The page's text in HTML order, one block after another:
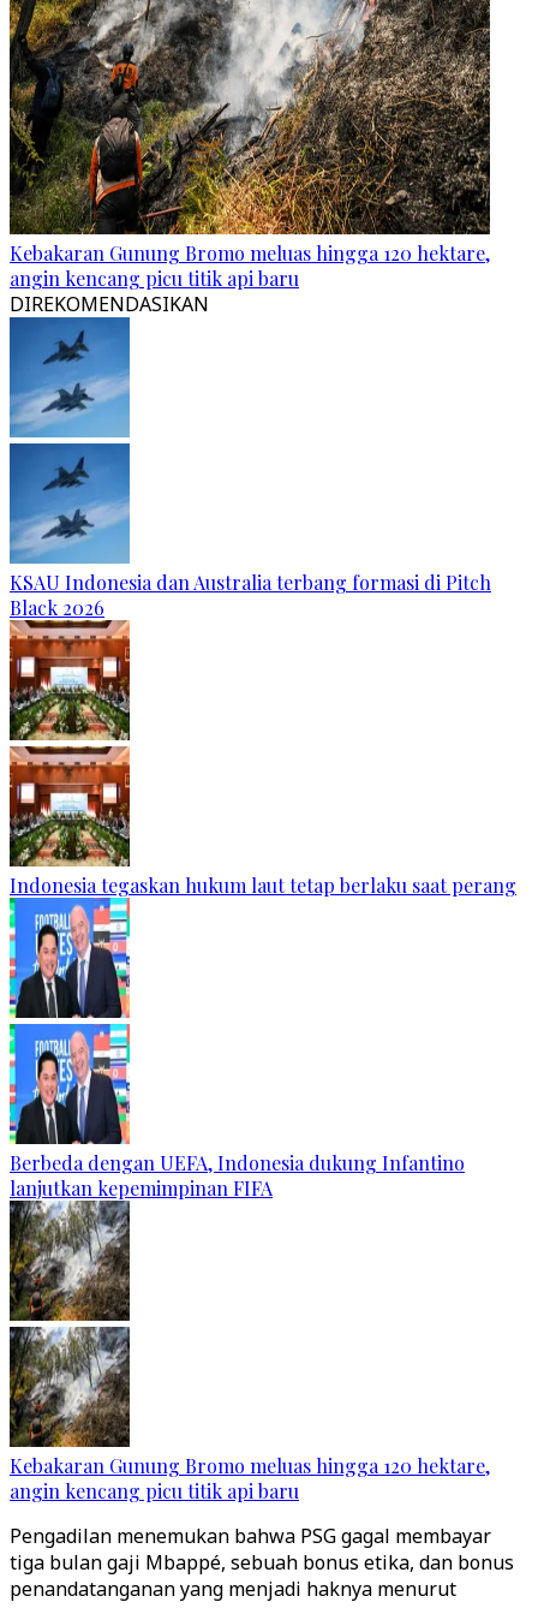
Kebakaran Gunung Bromo meluas hingga 120 hektare,
angin kencang picu titik api baru
DIREKOMENDASIKAN
KSAU Indonesia dan Australia terbang formasi di Pitch
Black 2026
Indonesia tegaskan hukum laut tetap berlaku saat perang
Berbeda dengan UEFA, Indonesia dukung Infantino
lanjutkan kepemimpinan FIFA
Kebakaran Gunung Bromo meluas hingga 120 hektare,
angin kencang picu titik api baru
Pengadilan menemukan bahwa PSG gagal membayar
tiga bulan gaji Mbappé, sebuah bonus etika, dan bonus
penandatanganan yang menjadi haknya menurut